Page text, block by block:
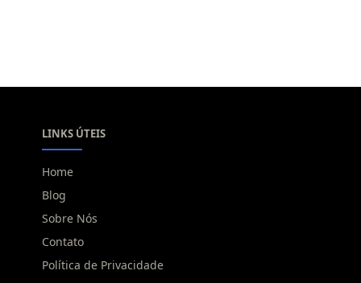
LINKS ÚTEIS
Home
Blog
Sobre Nós
Contato
Política de Privacidade